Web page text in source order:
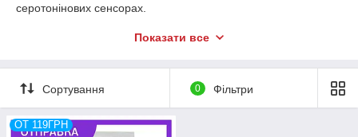
серотонінових сенсорах.
нашому інтернет магазині UkrSportPit.
Показати все
Сортування 0 Фільтри
ОТ 119ГРН